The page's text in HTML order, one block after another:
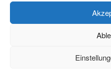
Medienforschung